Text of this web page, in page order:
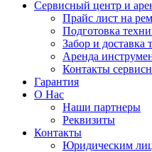
Сервисный центр и
Прайс лист на
Подготовка
Забор и доставка
Аренда
Контакты
Гарантия
О Нас
Наши партнеры
Реквизиты
Контакты
Юридическим